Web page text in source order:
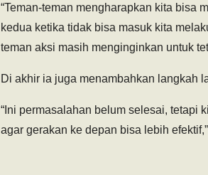
“Teman-teman mengharapkan kita bisa
kedua ketika tidak bisa masuk kita
teman aksi masih menginginkan untuk
Di akhir ia juga menambahkan langkah
“Ini permasalahan belum selesai, tetapi
agar gerakan ke depan bisa lebih